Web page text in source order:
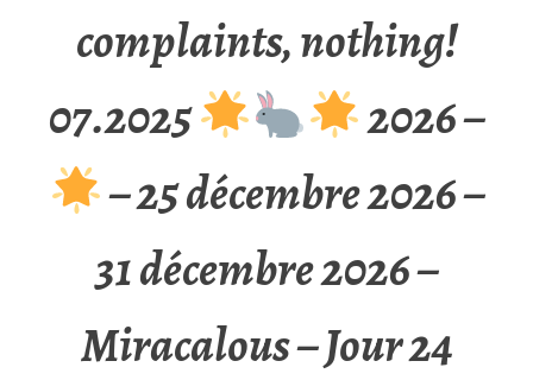
complaints, nothing!
07.2025
2026 –
– 25 décembre 2026 –
31 décembre 2026 –
Miracalous – Jour 24